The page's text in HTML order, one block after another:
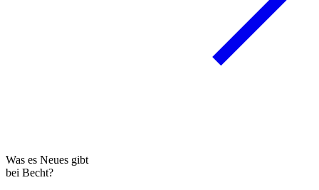
Was es Neues gibt
bei Becht?